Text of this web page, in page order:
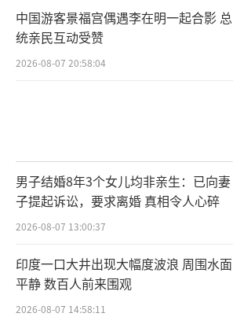
中国游客景福宫偶遇李在明一起合影 总
统亲民互动受赞
2026-08-07 20:58:04
男子结婚8年3个女儿均非亲生：已向妻
子提起诉讼，要求离婚 真相令人心碎
2026-08-07 13:00:37
印度一口大井出现大幅度波浪 周围水面
平静 数百人前来围观
2026-08-07 14:58:11